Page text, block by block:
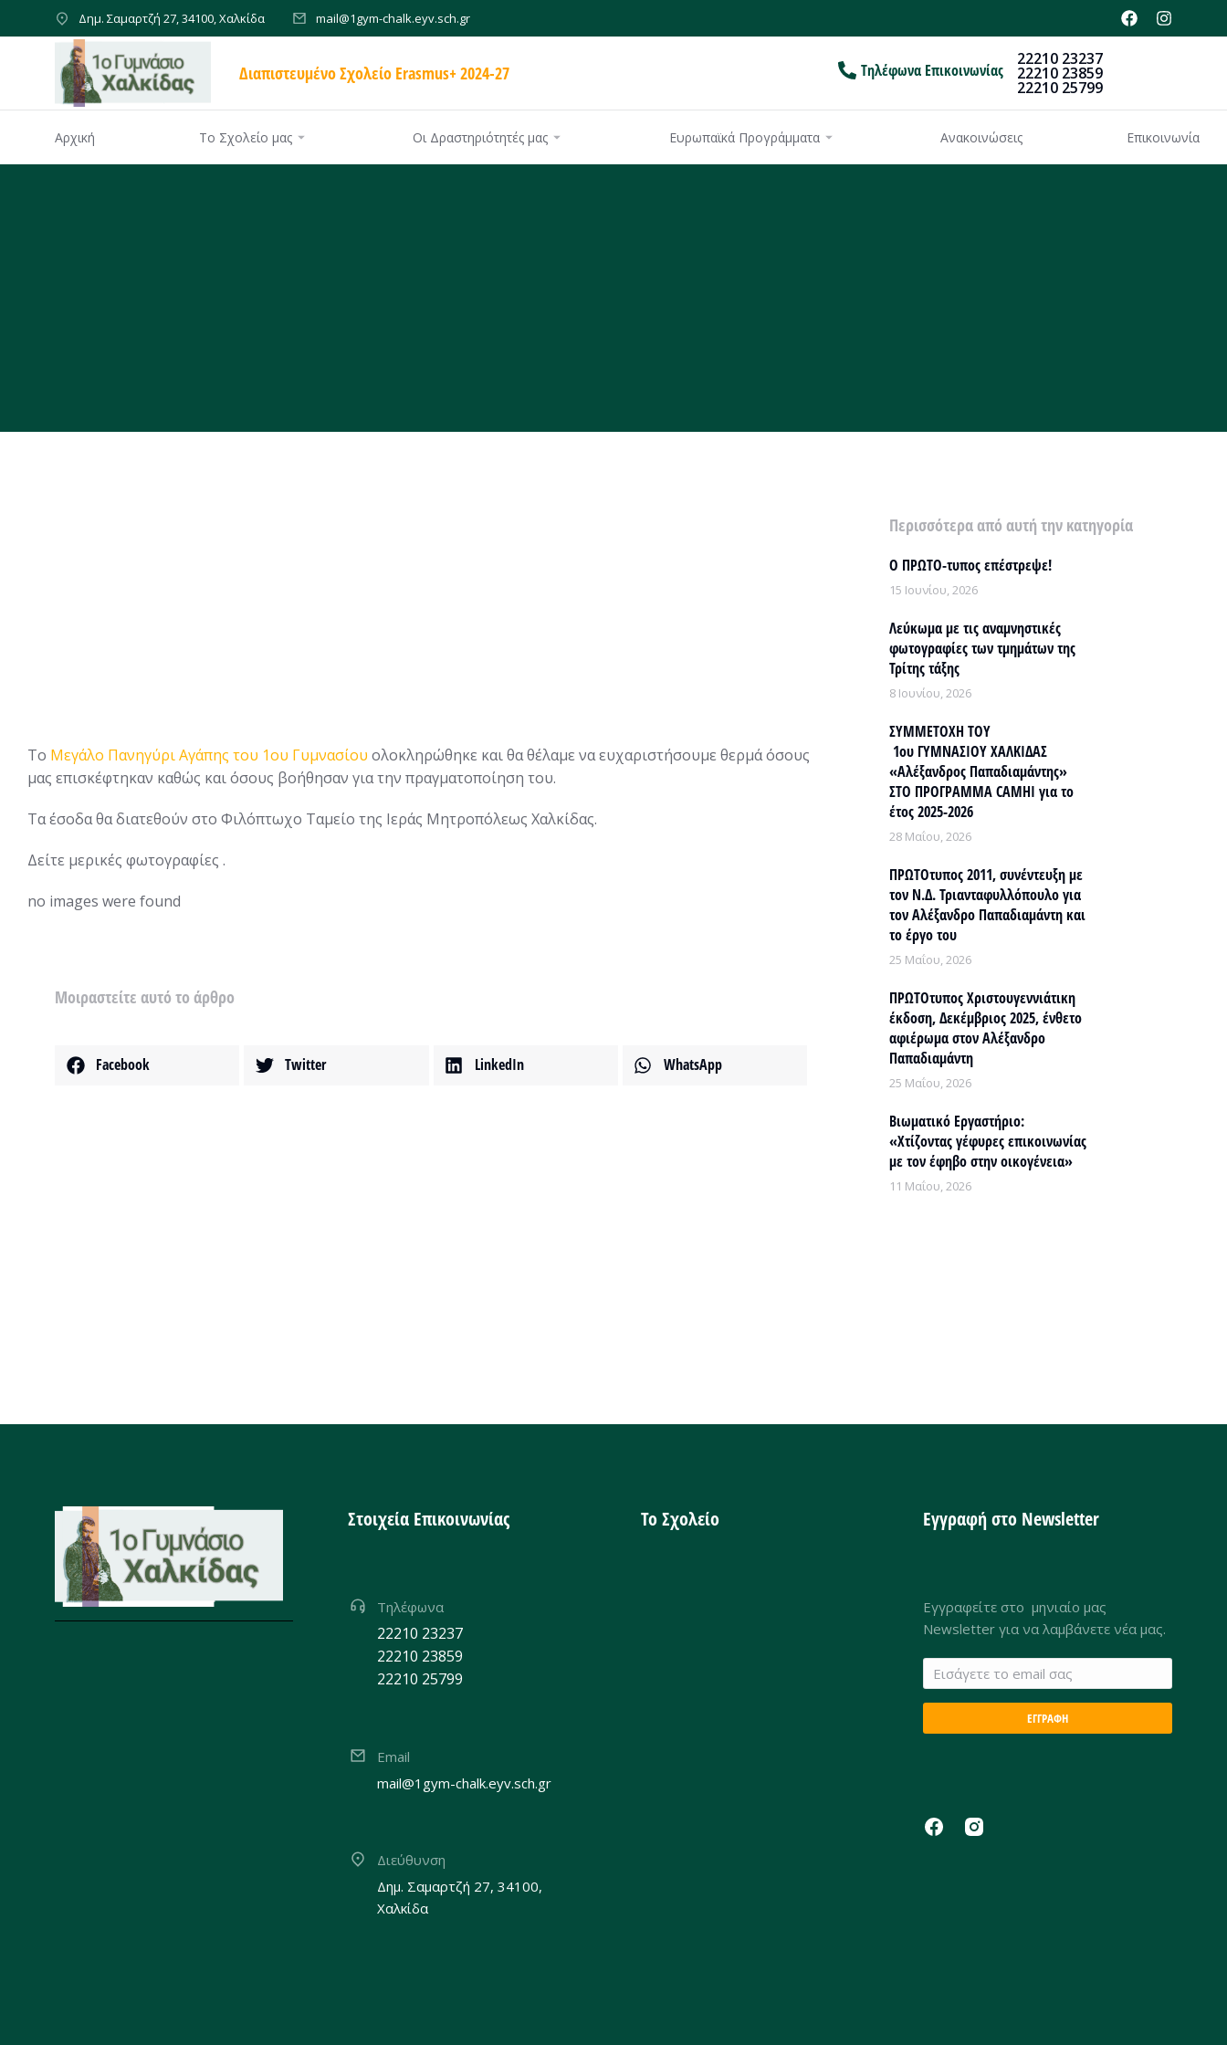
Δημ. Σαμαρτζή 27, 34100, Χαλκίδα mail@1gym-chalk.eyv.sch.gr
Διαπιστευμένο Σχολείο Erasmus+ 2024-27 Τηλέφωνα Επικοινωνίας
22210 23237
22210 23859
22210 25799
Αρχική Το Σχολείο μας Οι Δραστηριότητές μας Ευρωπαϊκά Προγράμματα Ανακοινώσεις Επικοινωνία
Το Μεγάλο Πανηγύρι Αγάπης του 1ου Γυμνασίου ολοκληρώθηκε και θα θέλαμε να ευχαριστήσουμε θερμά όσους
μας επισκέφτηκαν καθώς και όσους βοήθησαν για την πραγματοποίηση του.
Τα έσοδα θα διατεθούν στο Φιλόπτωχο Ταμείο της Ιεράς Μητροπόλεως Χαλκίδας.
Δείτε μερικές φωτογραφίες .
no images were found
Μοιραστείτε αυτό το άρθρο
Facebook Twitter LinkedIn WhatsApp
Περισσότερα από αυτή την κατηγορία
Ο ΠΡΩΤΟ-τυπος επέστρεψε!
15 Ιουνίου, 2026
Λεύκωμα με τις αναμνηστικές
φωτογραφίες των τμημάτων της
Τρίτης τάξης
8 Ιουνίου, 2026
ΣΥΜΜΕΤΟΧΗ ΤΟΥ
1ου ΓΥΜΝΑΣΙΟΥ ΧΑΛΚΙΔΑΣ
«Αλέξανδρος Παπαδιαμάντης»
ΣΤΟ ΠΡΟΓΡΑΜΜΑ CAMHI για το
έτος 2025-2026
28 Μαΐου, 2026
ΠΡΩΤΟτυπος 2011, συνέντευξη με
τον Ν.Δ. Τριανταφυλλόπουλο για
τον Αλέξανδρο Παπαδιαμάντη και
το έργο του
25 Μαΐου, 2026
ΠΡΩΤΟτυπος Χριστουγεννιάτικη
έκδοση, Δεκέμβριος 2025, ένθετο
αφιέρωμα στον Αλέξανδρο
Παπαδιαμάντη
25 Μαΐου, 2026
Βιωματικό Εργαστήριο:
«Χτίζοντας γέφυρες επικοινωνίας
με τον έφηβο στην οικογένεια»
11 Μαΐου, 2026
Στοιχεία Επικοινωνίας
Τηλέφωνα
22210 23237
22210 23859
22210 25799
Email
mail@1gym-chalk.eyv.sch.gr
Διεύθυνση
Δημ. Σαμαρτζή 27, 34100,
Χαλκίδα
Το Σχολείο Εγγραφή στο Newsletter
Εγγραφείτε στο μηνιαίο μας
Newsletter για να λαμβάνετε νέα μας.
ΕΓΓΡΑΦΗ